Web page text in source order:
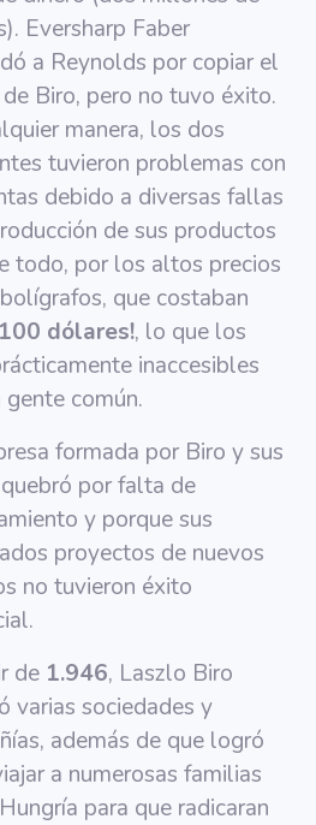
Eversharp Faber
a Reynolds por copiar el
Biro, pero no tuvo éxito.
manera, los dos
tuvieron problemas con
debido a diversas fallas
de sus productos
todo, por los altos precios
que costaban
dólares!, lo que los
inaccesibles
gente común.
formada por Biro y sus
por falta de
y porque sus
proyectos de nuevos
no tuvieron éxito
de 1.946, Laszlo Biro
varias sociedades y
además de que logró
a numerosas familias
para que radicaran